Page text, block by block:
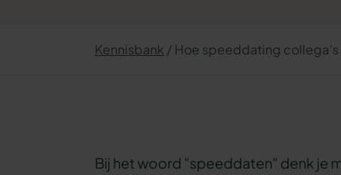
Kennisbank Hoe speeddating
Bij het woord "speeddaten" denk je